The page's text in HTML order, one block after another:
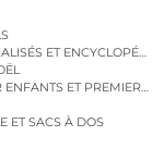
ET
ENFANTS ET PREMIERS
ET SACS À DOS